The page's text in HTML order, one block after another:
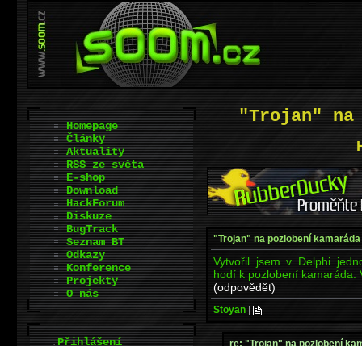
"Trojan" na
"Trojan" na pozlobení kamaráda
Vytvořil jsem v Delphi
hodí k pozlobení kamaráda.
(odpovědět)
Stoyan |
re: "Trojan" na pozlobení
Homepage
Články
Aktuality
RSS ze světa
E-shop
Download
HackForum
Diskuze
BugTrack
Seznam BT
Odkazy
Konference
Projekty
O nás
.Přihlášení